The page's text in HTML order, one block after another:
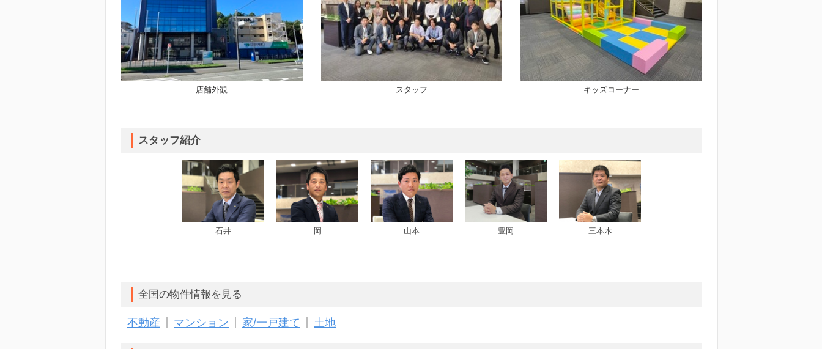
店舗外観 スタッフ キッズコーナー
スタッフ紹介
石井 岡 山本 豊岡 三本木
全国の物件情報を見る
不動産 マンション 家/一戸建て 土地